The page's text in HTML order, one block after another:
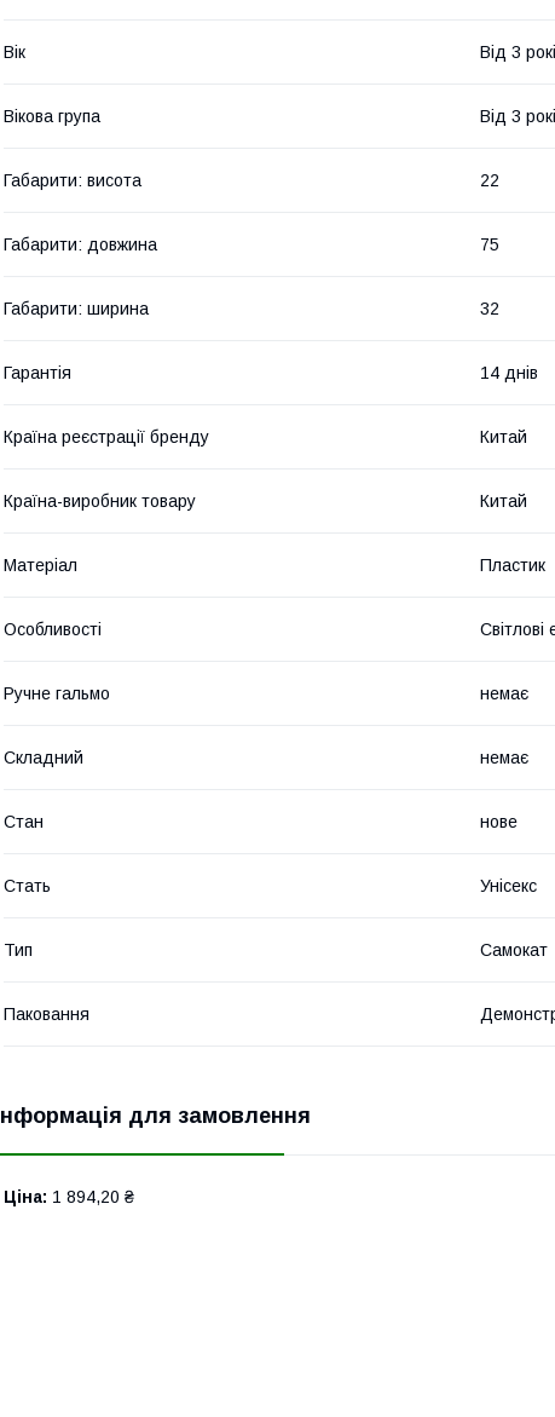
Вік Від 3
Вікова група Від 3
Габарити: висота 22
Габарити: довжина 75
Габарити: ширина 32
Гарантія 14 днів
Країна реєстрації бренду Китай
Країна-виробник товару Китай
Матеріал Пластик
Особливості Світлові
Ручне гальмо немає
Складний немає
Стан нове
Стать Унісекс
Тип Самокат
Паковання
Інформація для замовлення
Ціна: 1 894,20 ₴